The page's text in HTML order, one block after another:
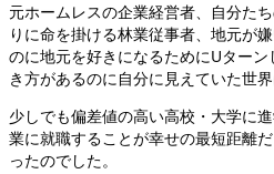
元ホームレスの企業経営者、自分た
りに命を掛ける林業従事者、地元が
のに地元を好きになるためにUター
き方があるのに自分に見えていた世
少しでも偏差値の高い高校・大学に
業に就職することが幸せの最短距離
ったのでした。